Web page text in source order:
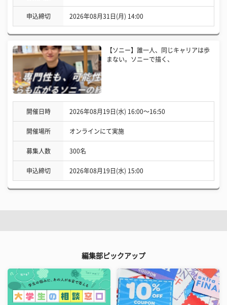
申込締切 2026年08月31日(月) 14:00
【ソニー】誰一人、同じキャリアは歩
まない。ソニーで描く、
開催日時 2026年08月19日(水) 16:00〜16:50
開催場所 オンラインにて実施
募集人数 300名
申込締切 2026年08月19日(水) 15:00
編集部ピックアップ